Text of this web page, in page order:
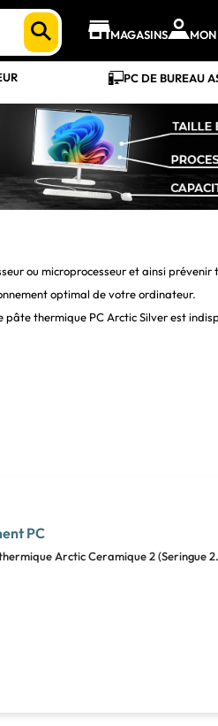
MAGASINS
PC DE BUREAU
ou microprocesseur et ainsi prévenir
optimal de votre ordinateur.
pâte thermique PC Arctic Silver est
PC
Arctic Ceramique 2 (Seringue